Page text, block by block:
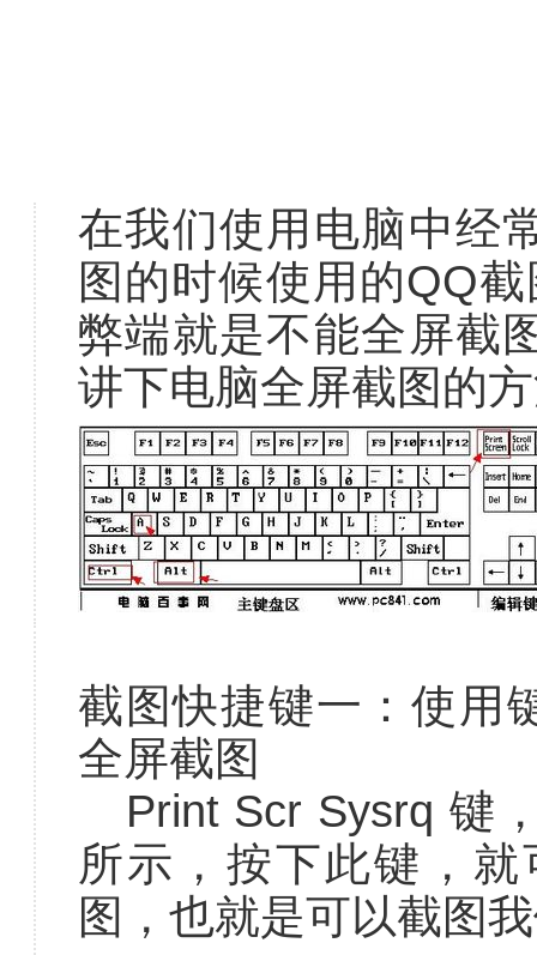
在我们使用电脑中经
图的时候使用的QQ
弊端就是不能全屏截
讲下电脑全屏截图的
截图快捷键一：使用
全屏截图
Print Scr Sysrq 键
所示，按下此键，
图，也就是可以截图